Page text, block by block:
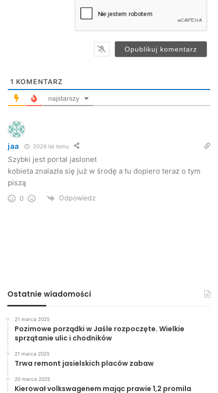
1 KOMENTARZ
najstarszy
jaa 2026 lat temu
Szybki jest portal jaslonet
kobieta znalazła się już w środę a tu dopiero teraz o tym
piszą
0 Odpowiedz
Ostatnie wiadomości
21 marca 2025
Pozimowe porządki w Jaśle rozpoczęte. Wielkie
sprzątanie ulic i chodników
21 marca 2025
Trwa remont jasielskich placów zabaw
20 marca 2025
Kierował volkswagenem mając prawie 1,2 promila